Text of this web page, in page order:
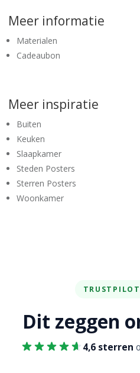
Meer informatie
Materialen
Cadeaubon
Meer inspiratie
Buiten
Keuken
Slaapkamer
Steden Posters
Sterren Posters
Woonkamer
Dit zeggen
4,6 sterren